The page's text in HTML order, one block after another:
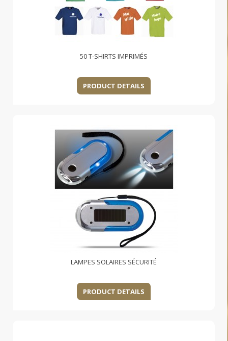
50 T-SHIRTS IMPRIMÉS
PRODUCT DETAILS
LAMPES SOLAIRES SÉCURITÉ
PRODUCT DETAILS